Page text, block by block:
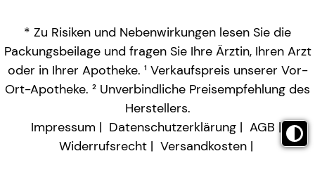
* Zu Risiken und Nebenwirkungen lesen Sie die
Packungsbeilage und fragen Sie Ihre Ärztin, Ihren Arzt
oder in Ihrer Apotheke. ¹ Verkaufspreis unserer Vor-
Ort-Apotheke. ² Unverbindliche Preisempfehlung des
Herstellers.
Impressum
Datenschutzerklärung
AGB
Widerrufsrecht
Versandkosten